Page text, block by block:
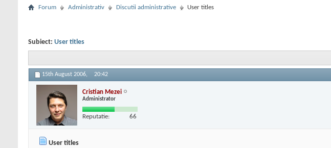
Forum Administrativ Discutii administrative User titles
Subiect: User titles
15th August 2006, 20:42
Cristian Mezei
Administrator
Reputatie: 66
User titles